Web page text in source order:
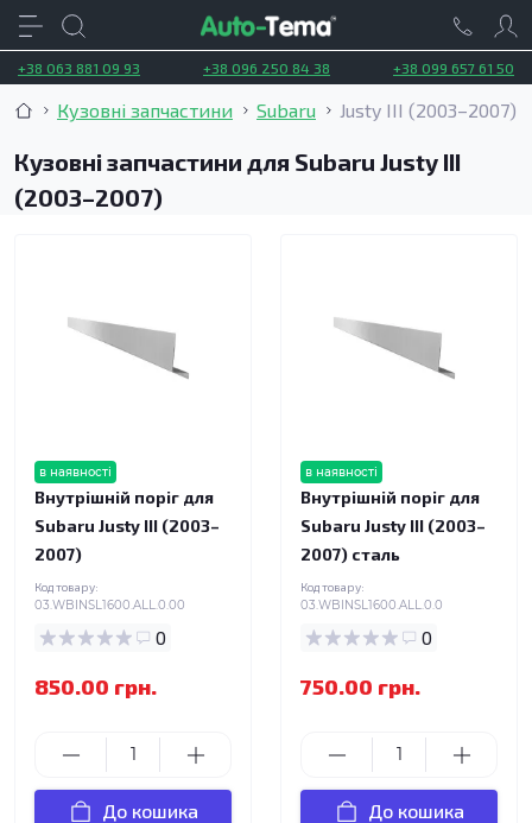
+38 063 881 09 93 +38 096 250 84 38 +38 099 657 61 50
Кузовні запчастини Subaru Justy III (2003–2007)
Кузовні запчастини для Subaru Justy III
(2003–2007)
в наявності
Внутрішній поріг для
Subaru Justy III (2003–
2007)
Код товару:
03.WBINSL1600.ALL.0.00
0
850.00 грн.
До кошика
в наявності
Внутрішній поріг для
Subaru Justy III (2003–
2007) сталь
Код товару:
03.WBINSL1600.ALL.0.0
0
750.00 грн.
До кошика